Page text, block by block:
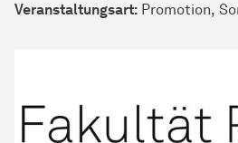
Veran­stal­tungs­art: Promotion